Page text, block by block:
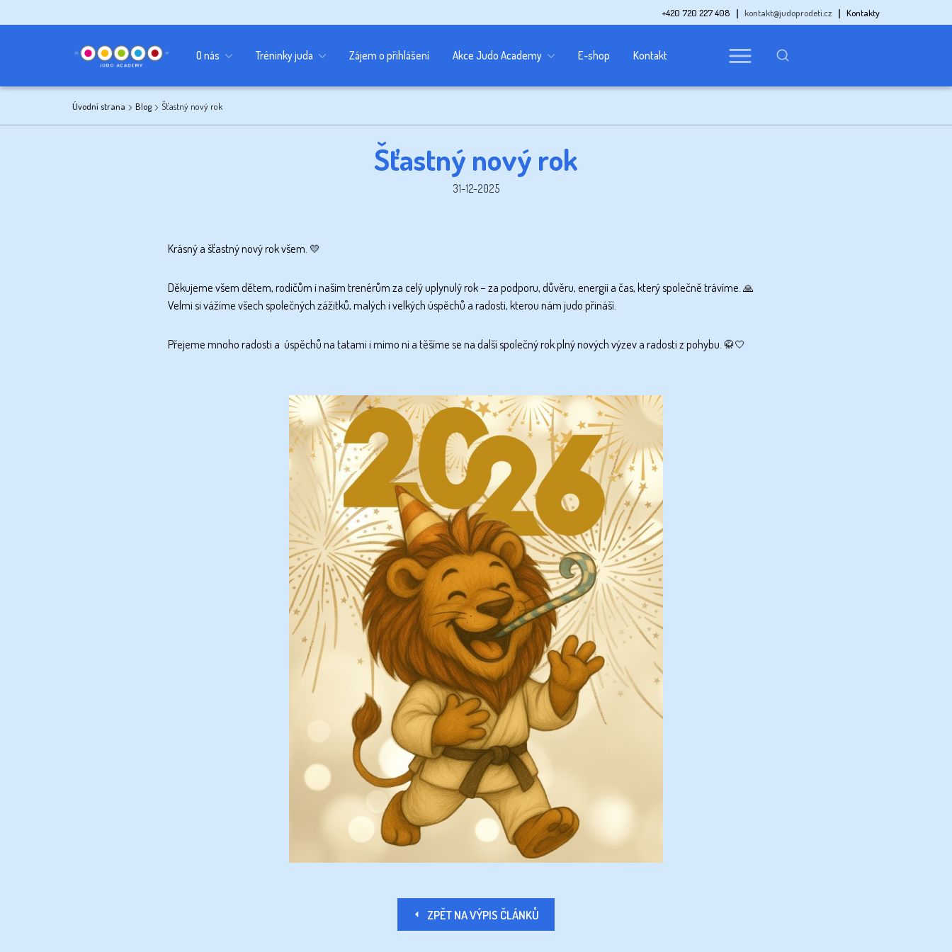
+420 720 227 408 kontakt@judoprodeti.cz Kontakty
O nás Tréninky juda Zájem o přihlášení Akce Judo Academy E-shop Kontakt
Kancelář
Sponzoři
Učebna
Úvodní strana Blog Šťastný nový rok
Šťastný nový rok
31-12-2025
Krásný a šťastný nový rok všem. 💛
Děkujeme všem dětem, rodičům i našim trenérům za celý uplynulý rok – za podporu, důvěru, energii a čas, který společně trávíme. 🙏
Velmi si vážíme všech společných zážitků, malých i velkých úspěchů a radosti, kterou nám judo přináší.
Přejeme mnoho radosti a úspěchů na tatami i mimo ni a těšíme se na další společný rok plný nových výzev a radosti z pohybu. 🥋🤍
ZPĚT NA VÝPIS ČLÁNKŮ